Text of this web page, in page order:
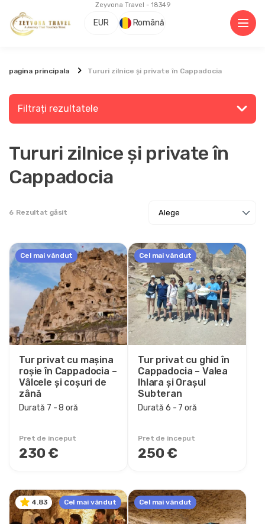
Zeyvona Travel - 18349
EUR Română
pagina principala Tururi zilnice și private în Cappadocia
Filtrați rezultatele
Căutați un loc sau o activitate
Gama de prețuri
0EUR 3460 EUR +
45 minut
1 oră
2 oră
3 oră
3 - 4 oră
Tururi zilnice și private în
Cappadocia
6 Rezultat găsit
Cel mai vândut
Tur privat cu mașina
roșie în Cappadocia –
Vâlcele și coșuri de
zână
Durată 7 - 8 oră
Pret de inceput
230 €
Cel mai vândut
Tur privat cu ghid în
Cappadocia – Valea
Ihlara și Orașul
Subteran
Durată 6 - 7 oră
Pret de inceput
250 €
4.83 Cel mai vândut Cel mai vândut